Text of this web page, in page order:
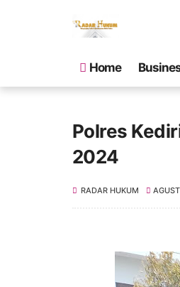
Home
Polres
2024
RADAR HUKUM